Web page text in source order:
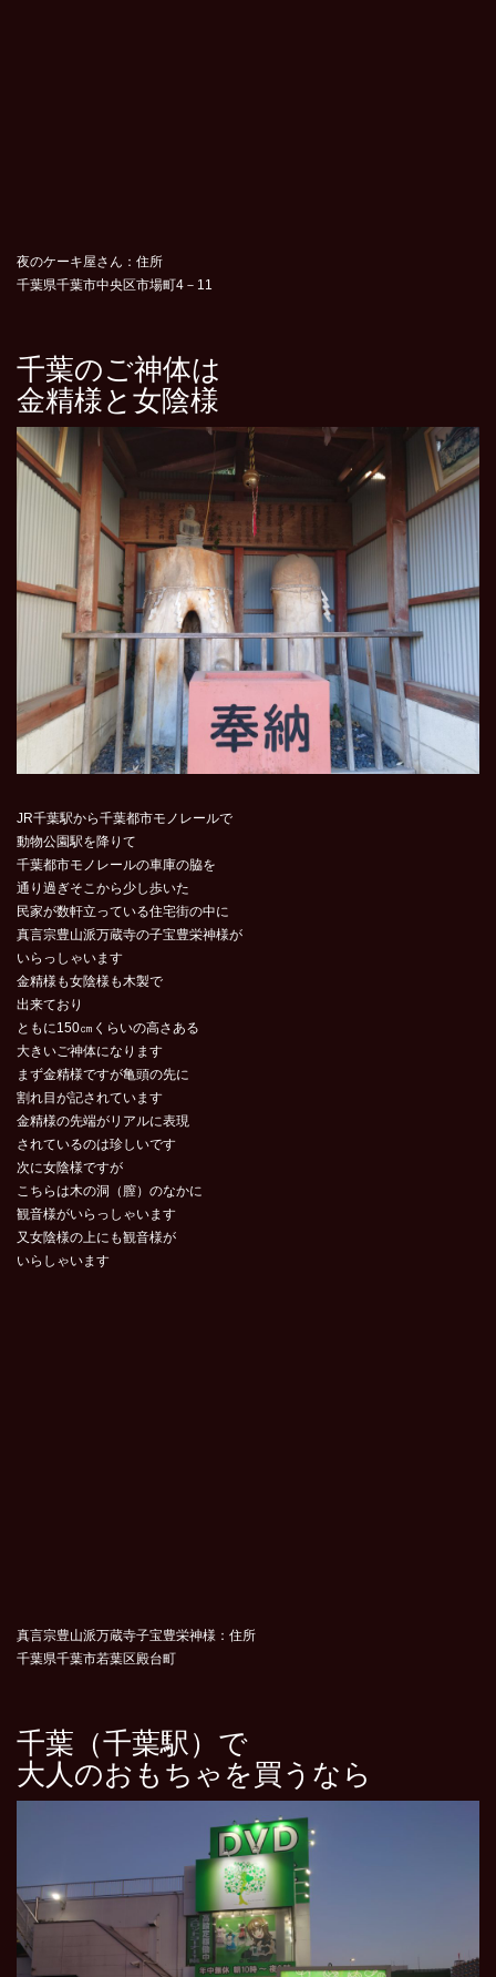
夜のケーキ屋さん：住所
千葉県千葉市中央区市場町4－11
千葉のご神体は
金精様と女陰様
JR千葉駅から千葉都市モノレールで
動物公園駅を降りて
千葉都市モノレールの車庫の脇を
通り過ぎそこから少し歩いた
民家が数軒立っている住宅街の中に
真言宗豊山派万蔵寺の子宝豊栄神様が
いらっしゃいます
金精様も女陰様も木製で
出来ており
ともに150㎝くらいの高さある
大きいご神体になります
まず金精様ですが亀頭の先に
割れ目が記されています
金精様の先端がリアルに表現
されているのは珍しいです
次に女陰様ですが
こちらは木の洞（膣）のなかに
観音様がいらっしゃいます
又女陰様の上にも観音様が
いらしゃいます
真言宗豊山派万蔵寺子宝豊栄神様：住所
千葉県千葉市若葉区殿台町
千葉（千葉駅）で
大人のおもちゃを買うなら